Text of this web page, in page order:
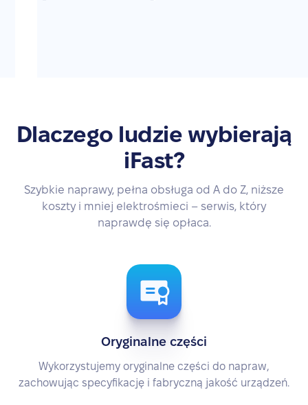
Dlaczego ludzie wybierają
iFast?
Szybkie naprawy, pełna obsługa od A do Z, niższe
koszty i mniej elektrośmieci – serwis, który
naprawdę się opłaca.
Oryginalne części
Wykorzystujemy oryginalne części do napraw,
zachowując specyfikację i fabryczną jakość urządzeń.